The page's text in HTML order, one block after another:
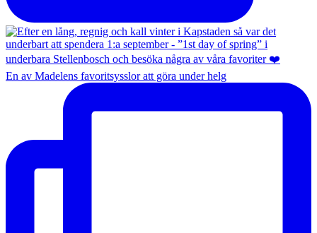
En av Madelens favoritsysslor att göra under helg